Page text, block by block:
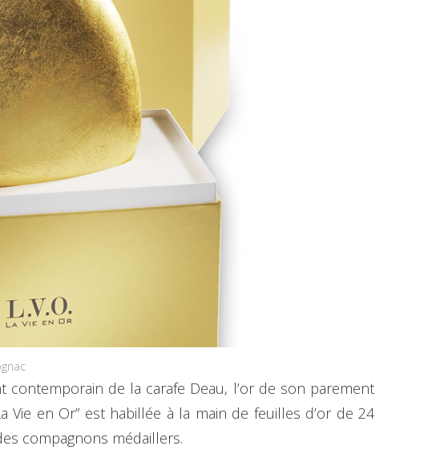
contemporain de la carafe Deau, l’or de son parement
Vie en Or” est habillée à la main de feuilles d’or de 24
compagnons médaillers.